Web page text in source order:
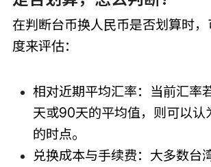
在判断台币换人民币是否划算时
度来评估：
相对近期平均汇率：当前汇率
天或90天的平均值，则可以认
的时点。
兑换成本与手续费：大多数台